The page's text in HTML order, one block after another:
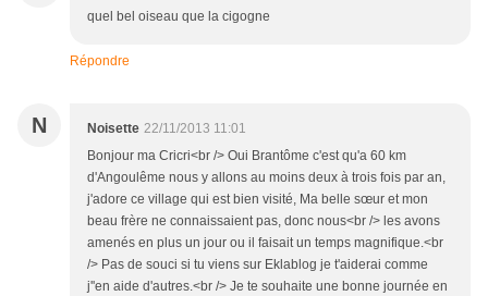
quel bel oiseau que la cigogne
Répondre
N Noisette 22/11/2013 11:01
Bonjour ma Cricri<br /> Oui Brantôme c'est qu'a 60 km
d'Angoulême nous y allons au moins deux à trois fois par an,
j'adore ce village qui est bien visité, Ma belle sœur et mon
beau frère ne connaissaient pas, donc nous<br /> les avons
amenés en plus un jour ou il faisait un temps magnifique.<br
/> Pas de souci si tu viens sur Eklablog je t'aiderai comme
j''en aide d'autres.<br /> Je te souhaite une bonne journée en